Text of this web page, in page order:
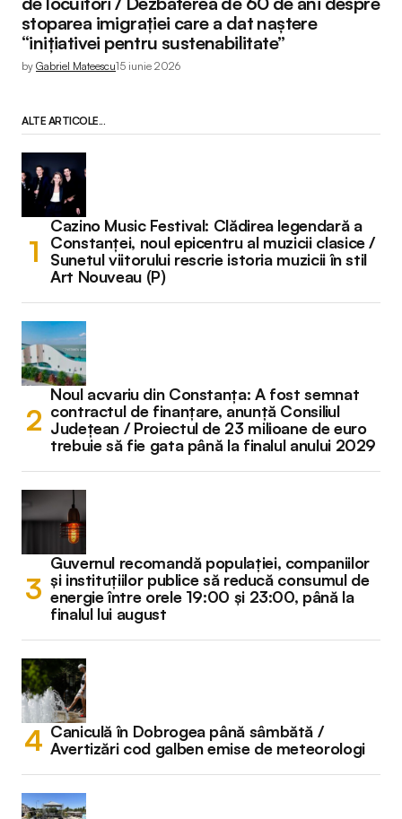
stoparea imigrației care a dat naștere
“inițiativei pentru sustenabilitate”
by Gabriel Mateescu15 iunie 2026
ALTE ARTICOLE...
Cazino Music Festival: Clădirea legendară a
Constanței, noul epicentru al muzicii clasice /
Sunetul viitorului rescrie istoria muzicii în stil
Art Nouveau (P)
Noul acvariu din Constanța: A fost semnat
contractul de finanțare, anunță Consiliul
Județean / Proiectul de 23 milioane de euro
trebuie să fie gata până la finalul anului 2029
Guvernul recomandă populației, companiilor
și instituțiilor publice să reducă consumul de
energie între orele 19:00 și 23:00, până la
finalul lui august
Caniculă în Dobrogea până sâmbătă /
Avertizări cod galben emise de meteorologi